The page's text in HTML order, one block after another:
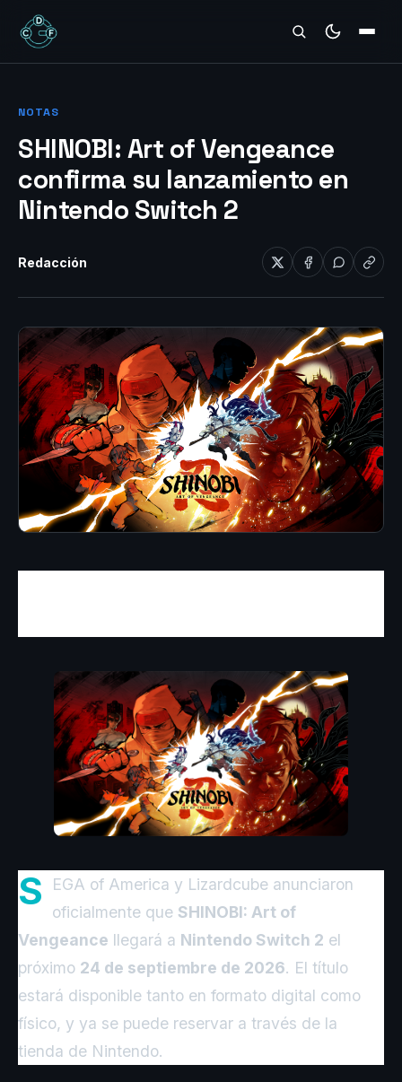
REVIEWS
NOTAS
SHINOBI: Art of Vengeance
confirma su lanzamiento en
Nintendo Switch 2
Redacción
S
EGA of America y Lizardcube anunciaron
oficialmente que SHINOBI: Art of
Vengeance llegará a Nintendo Switch 2 el
próximo 24 de septiembre de 2026. El título
estará disponible tanto en formato digital como
físico, y ya se puede reservar a través de la
tienda de Nintendo.